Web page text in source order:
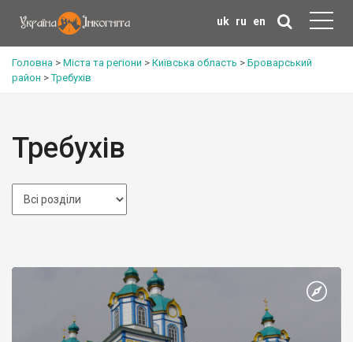
uk ru en
Головна > Міста та регіони > Київська область > Броварський
район >Требухів
Требухів